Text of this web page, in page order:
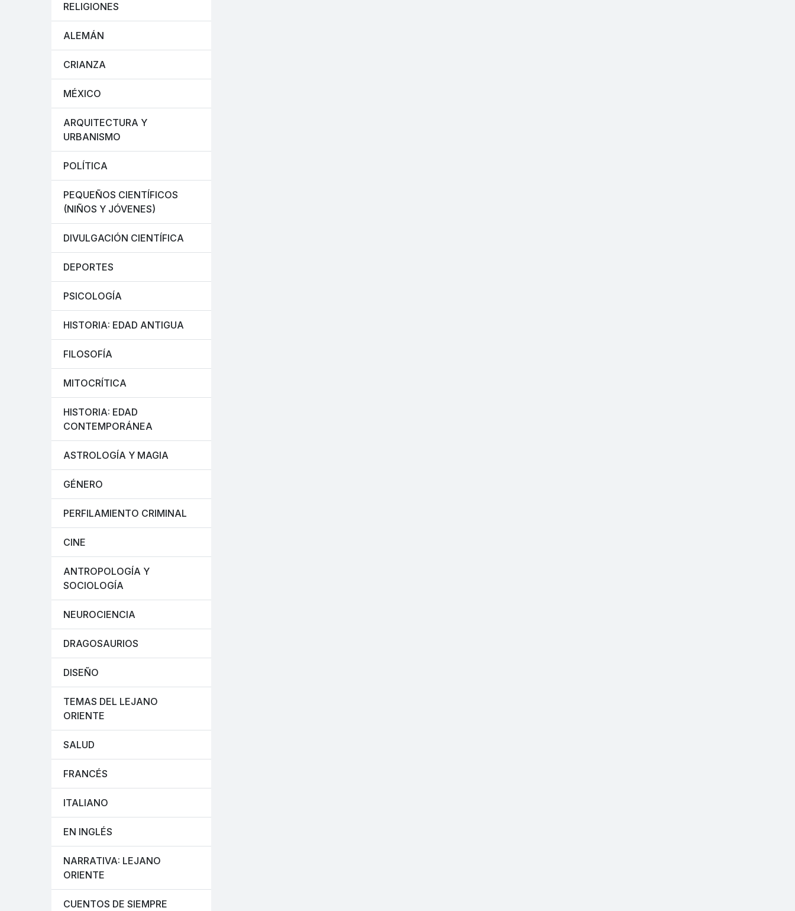
RELIGIONES
ALEMÁN
CRIANZA
MÉXICO
ARQUITECTURA Y
URBANISMO
POLÍTICA
PEQUEÑOS CIENTÍFICOS
(NIÑOS Y JÓVENES)
DIVULGACIÓN CIENTÍFICA
DEPORTES
PSICOLOGÍA
HISTORIA: EDAD ANTIGUA
FILOSOFÍA
MITOCRÍTICA
HISTORIA: EDAD
CONTEMPORÁNEA
ASTROLOGÍA Y MAGIA
GÉNERO
PERFILAMIENTO CRIMINAL
CINE
ANTROPOLOGÍA Y
SOCIOLOGÍA
NEUROCIENCIA
DRAGOSAURIOS
DISEÑO
TEMAS DEL LEJANO
ORIENTE
SALUD
FRANCÉS
ITALIANO
EN INGLÉS
NARRATIVA: LEJANO
ORIENTE
CUENTOS DE SIEMPRE